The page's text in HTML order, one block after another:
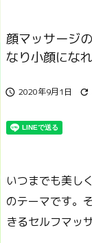
顔マッサージ
なり小顔になれ
 2020年9月1日 
いつまでも美し
のテーマです。
きるセルフマッ